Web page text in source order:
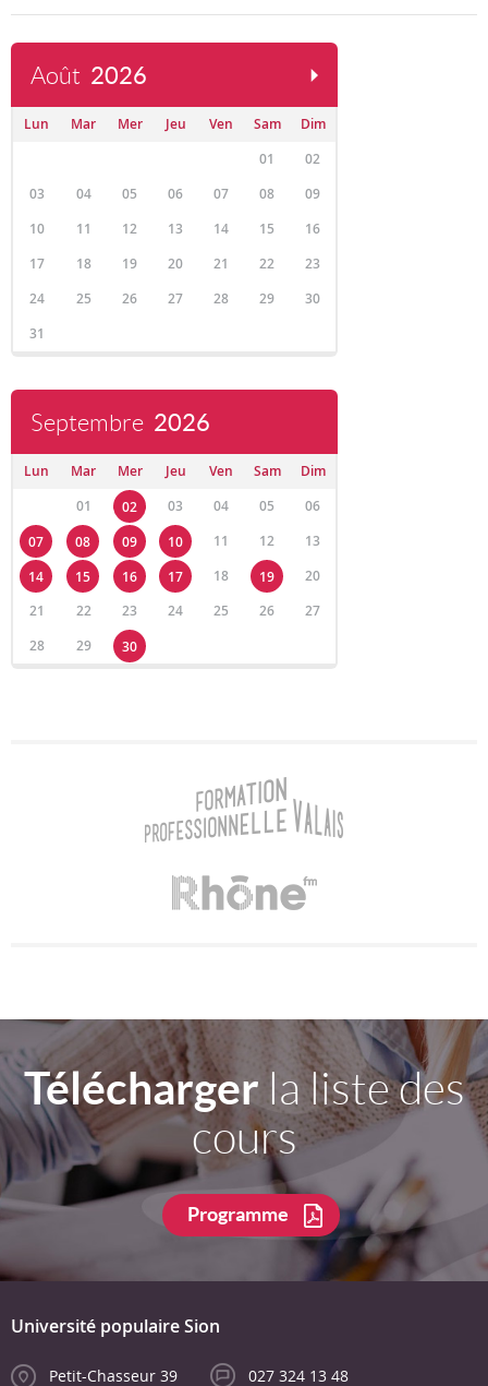
Août 2026
Lun Mar Mer Jeu Ven Sam
Dim
01
02
03
04 05 06 07 08
09
10
11 12 13 14 15
16
17
18 19 20 21 22
23
24
25 26 27 28 29
30
31
Septembre 2026
Lun Mar Mer Jeu Ven Sam
Dim
01
02 03 04 05
06
07
08 09 10 11 12
13
14
15 16 17 18 19
20
21
22 23 24 25 26
27
28
29 30
Téléchargerla liste des
cours
Programme
Université populaire Sion
Petit-Chasseur 39 027 324 13 48